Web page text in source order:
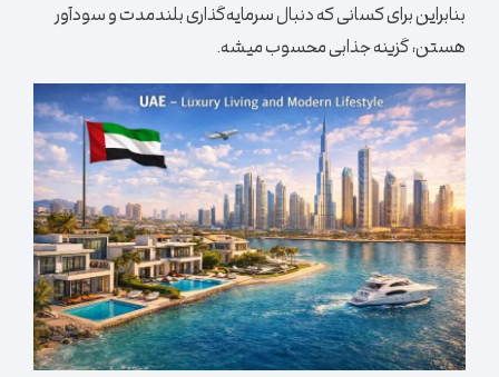
بنابراین برای کسانی که دنبال سرمایه‌گذاری بلندمدت و سودآور
هستن، گزینه جذابی محسوب میشه.